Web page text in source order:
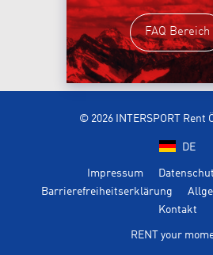
FAQ Bereich
© 2026 INTERSPORT Rent
DE
Impressum
Barrierefreiheitserklärung
Kontakt
RENT your